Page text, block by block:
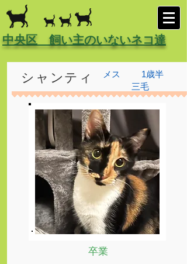
中央区 飼い主のいないネコ達
メス
シャンティ
1歳半
三毛
卒業